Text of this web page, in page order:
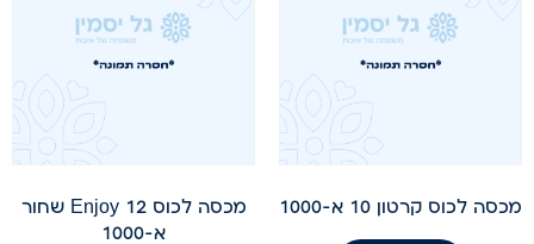
מכסה לכוס קרטון 10 א-1000
מכסה לכוס 12 Enjoy שחור
א-1000